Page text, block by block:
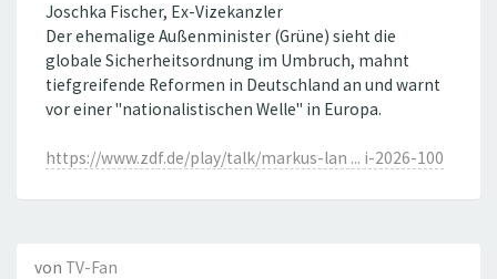
Joschka Fischer, Ex-Vizekanzler
Der ehemalige Außenminister (Grüne) sieht die
globale Sicherheitsordnung im Umbruch, mahnt
tiefgreifende Reformen in Deutschland an und warnt
vor einer "nationalistischen Welle" in Europa.
https://www.zdf.de/play/talk/markus-lan ... i-2026-100
von TV-Fan